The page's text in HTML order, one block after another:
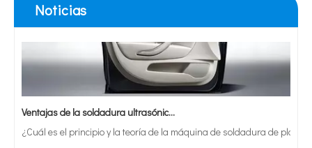
Noticias
Ventajas de la soldadura ultrasónica de paneles de puertas de automóviles
¿Cuál es el principio y la teoría de la máquina de soldadura de